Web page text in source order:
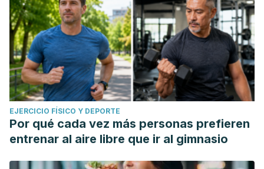
EJERCICIO FÍSICO Y DEPORTE
Por qué cada vez más personas prefieren
entrenar al aire libre que ir al gimnasio